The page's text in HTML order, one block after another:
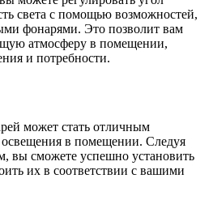
света с помощью возможностей,
фонарями. Это позволит вам
атмосферу в помещении,
и потребности.
может стать отличным
в помещении. Следуя
вы сможете успешно установить
их в соответствии с вашими